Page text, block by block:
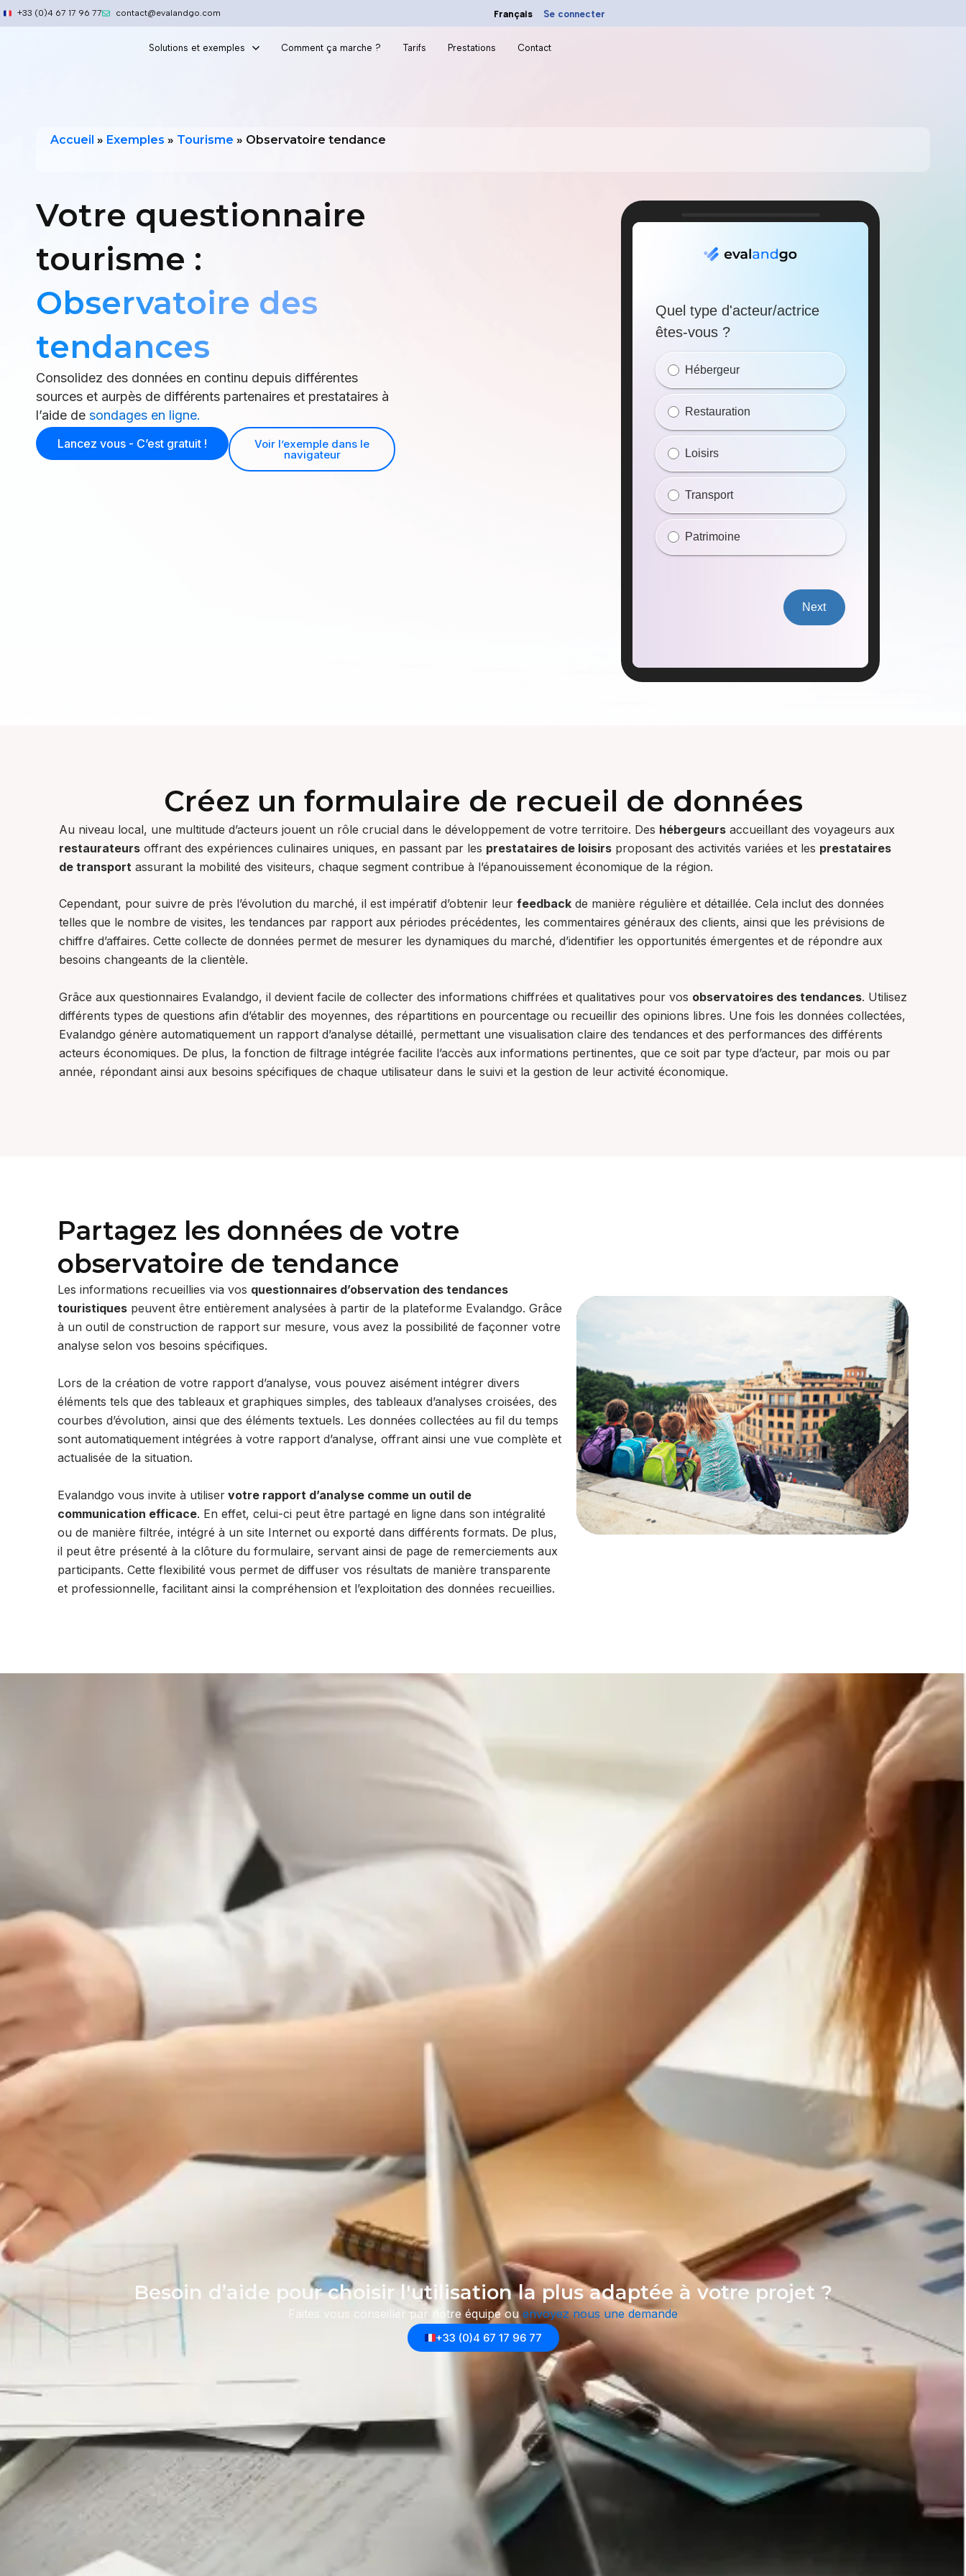
Aller
au
+33 (0)4 67 17 96 77 contact@evalandgo.com Français Se connecter
Solutions et exemples Comment ça marche ? Tarifs Prestations Contact
Accueil » Exemples » Tourisme » Observatoire tendance
Votre questionnaire
tourisme :
Observatoire des
tendances
Consolidez des données en continu depuis différentes
sources et aurpès de différents partenaires et prestataires à
l’aide de sondages en ligne.
Lancez vous - C’est gratuit ! Voir l’exemple dans le
navigateur
Créez un formulaire de recueil de données
Au niveau local, une multitude d’acteurs jouent un rôle crucial dans le développement de votre territoire. Des hébergeurs accueillant des voyageurs aux
restaurateurs offrant des expériences culinaires uniques, en passant par les prestataires de loisirs proposant des activités variées et les prestataires
de transport assurant la mobilité des visiteurs, chaque segment contribue à l’épanouissement économique de la région.
Cependant, pour suivre de près l’évolution du marché, il est impératif d’obtenir leur feedback de manière régulière et détaillée. Cela inclut des données
telles que le nombre de visites, les tendances par rapport aux périodes précédentes, les commentaires généraux des clients, ainsi que les prévisions de
chiffre d’affaires. Cette collecte de données permet de mesurer les dynamiques du marché, d’identifier les opportunités émergentes et de répondre aux
besoins changeants de la clientèle.
Grâce aux questionnaires Evalandgo, il devient facile de collecter des informations chiffrées et qualitatives pour vos observatoires des tendances. Utilisez
différents types de questions afin d’établir des moyennes, des répartitions en pourcentage ou recueillir des opinions libres. Une fois les données collectées,
Evalandgo génère automatiquement un rapport d’analyse détaillé, permettant une visualisation claire des tendances et des performances des différents
acteurs économiques. De plus, la fonction de filtrage intégrée facilite l’accès aux informations pertinentes, que ce soit par type d’acteur, par mois ou par
année, répondant ainsi aux besoins spécifiques de chaque utilisateur dans le suivi et la gestion de leur activité économique.
Partagez les données de votre
observatoire de tendance
Les informations recueillies via vos questionnaires d’observation des tendances
touristiques peuvent être entièrement analysées à partir de la plateforme Evalandgo. Grâce
à un outil de construction de rapport sur mesure, vous avez la possibilité de façonner votre
analyse selon vos besoins spécifiques.
Lors de la création de votre rapport d’analyse, vous pouvez aisément intégrer divers
éléments tels que des tableaux et graphiques simples, des tableaux d’analyses croisées, des
courbes d’évolution, ainsi que des éléments textuels. Les données collectées au fil du temps
sont automatiquement intégrées à votre rapport d’analyse, offrant ainsi une vue complète et
actualisée de la situation.
Evalandgo vous invite à utiliser votre rapport d’analyse comme un outil de
communication efficace. En effet, celui-ci peut être partagé en ligne dans son intégralité
ou de manière filtrée, intégré à un site Internet ou exporté dans différents formats. De plus,
il peut être présenté à la clôture du formulaire, servant ainsi de page de remerciements aux
participants. Cette flexibilité vous permet de diffuser vos résultats de manière transparente
et professionnelle, facilitant ainsi la compréhension et l’exploitation des données recueillies.
Besoin d’aide pour choisir l'utilisation la plus adaptée à votre projet ?
Faites vous conseiller par notre équipeou envoyez nous une demande
+33 (0)4 67 17 96 77